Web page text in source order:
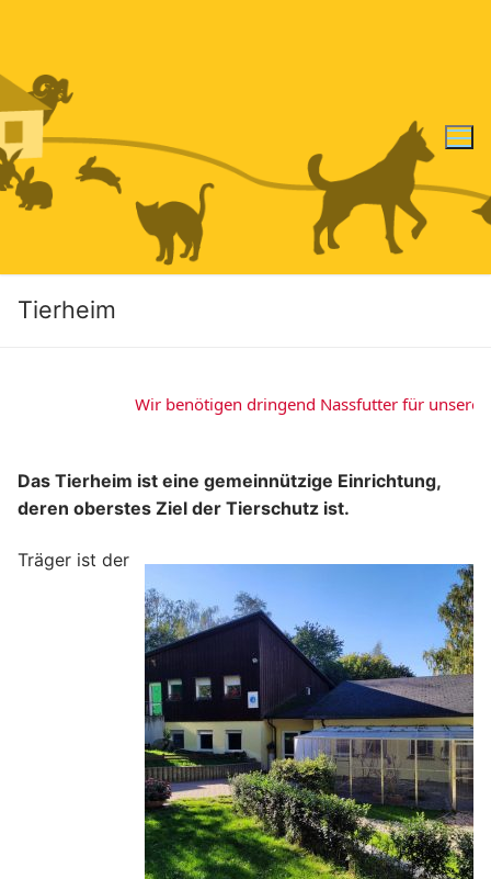
Tierheim
Wir benötigen dringend Nassfutter für unsere
Das Tierheim ist eine gemeinnützige Einrichtung,
deren oberstes Ziel der Tierschutz ist.
Träger ist der